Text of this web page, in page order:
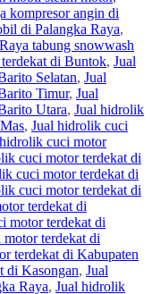
kompresor angin di
di Palangka Raya,
tabung snowwash
di Buntok, Jual
Selatan, Jual
Timur, Jual
Utara, Jual hidrolik
, Jual hidrolik cuci
cuci motor
cuci motor terdekat di
cuci motor terdekat di
cuci motor terdekat di
terdekat di
motor terdekat di
terdekat di
terdekat di Kabupaten
di Kasongan, Jual
Raya, Jual hidrolik